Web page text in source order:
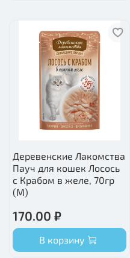
Деревенские Лакомства
Пауч для кошек Лосось
с Крабом в желе, 70гр
(М)
170.00 ₽
В корзину